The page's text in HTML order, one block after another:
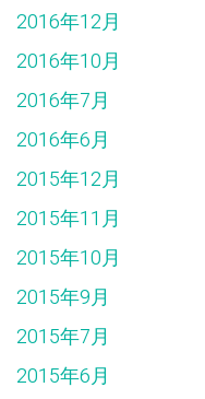
2016年12月
2016年10月
2016年7月
2016年6月
2015年12月
2015年11月
2015年10月
2015年9月
2015年7月
2015年6月